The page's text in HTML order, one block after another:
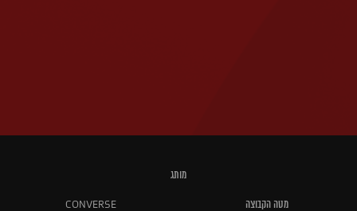
מותג
מטה הקבוצה CONVERSE